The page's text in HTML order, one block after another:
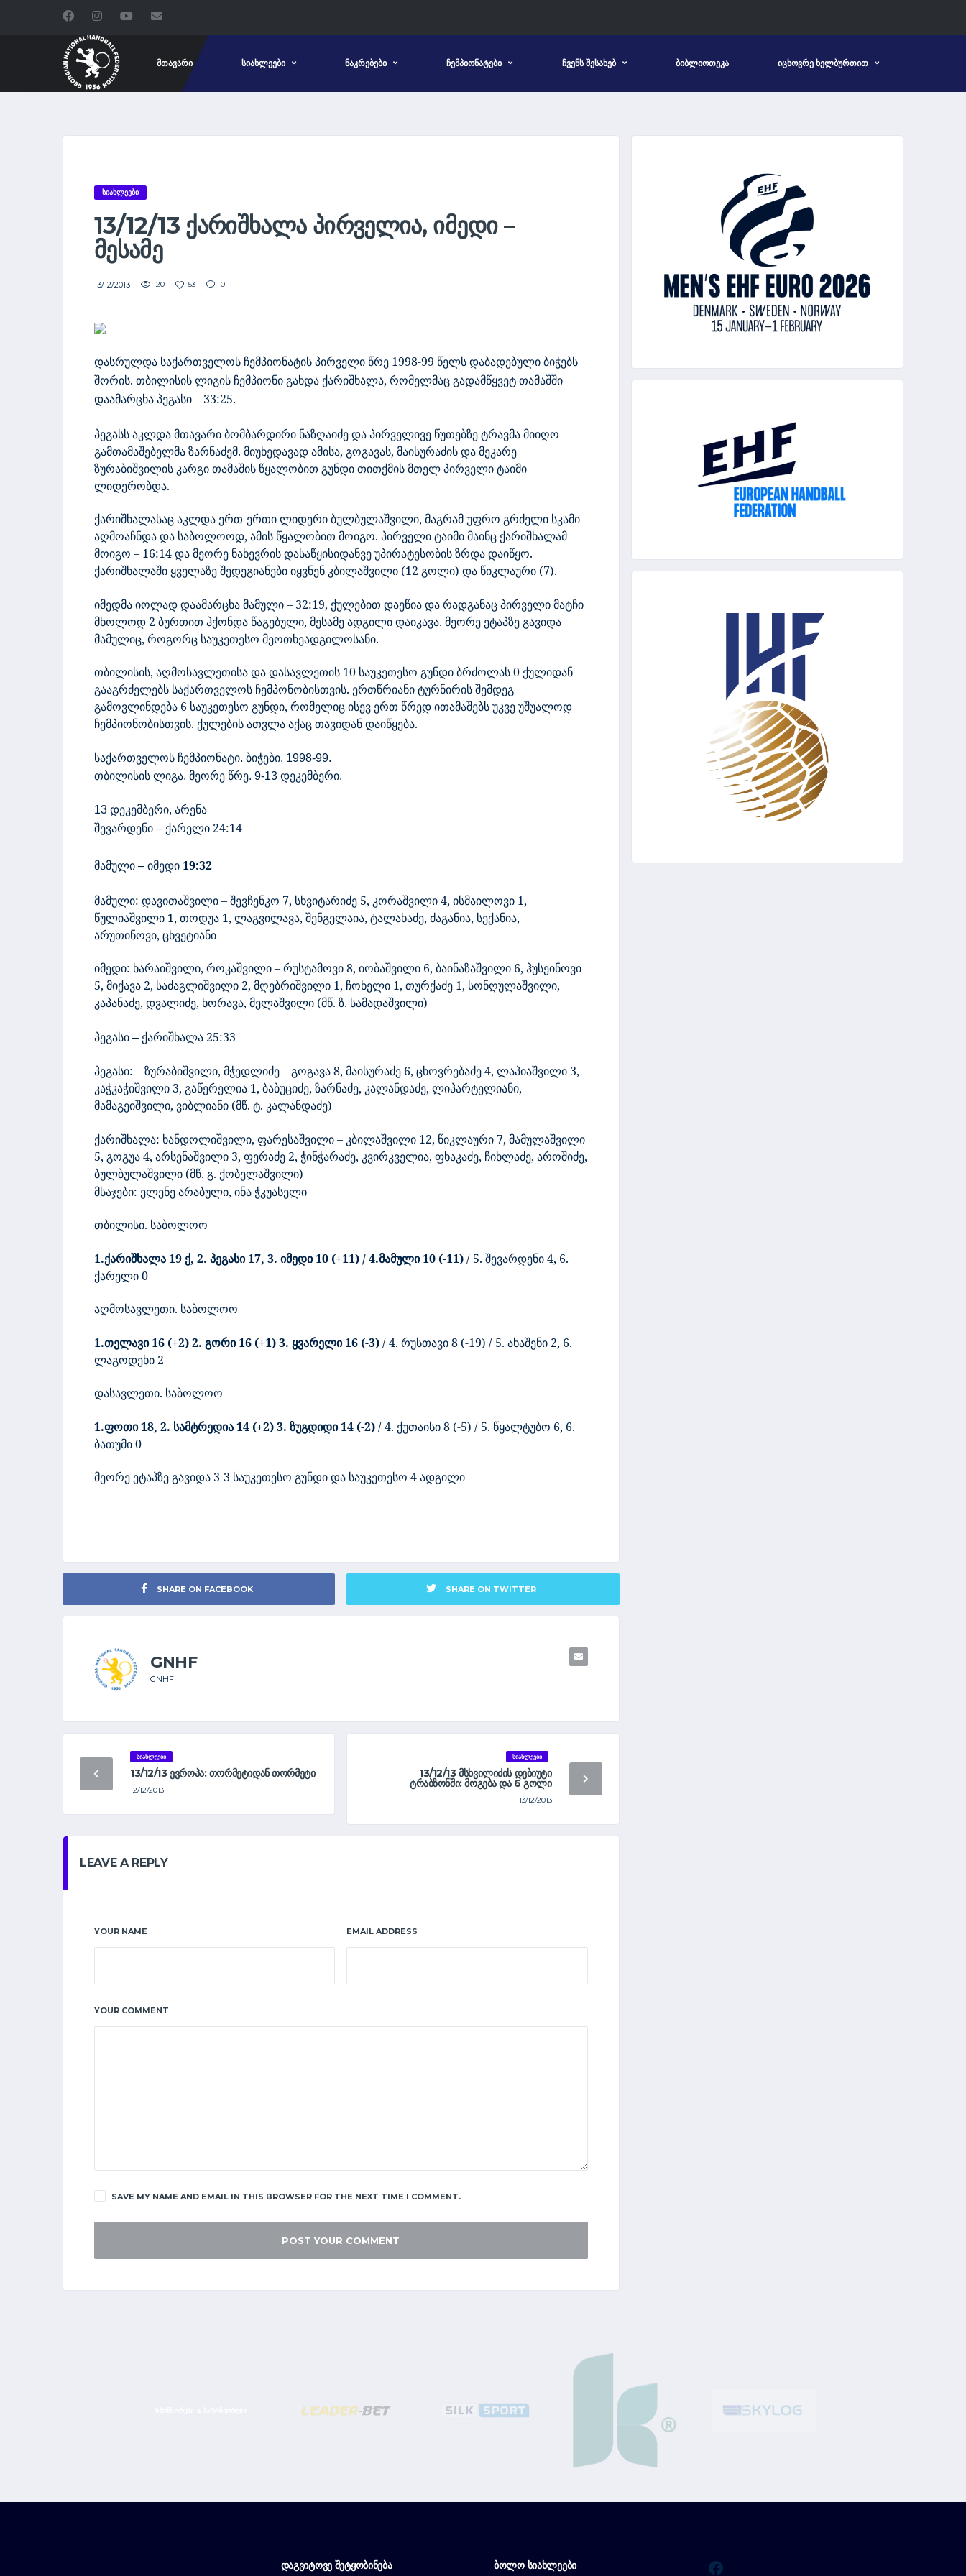
ᲛᲗᲐᲕᲐᲠᲘ ᲡᲘᲐᲮᲚᲔᲔᲑᲘ ᲜᲐᲙᲠᲔᲑᲔᲑᲘ ᲩᲔᲛᲞᲘᲝᲜᲐᲢᲔᲑᲘ ᲩᲕᲔᲜᲡ ᲨᲔᲡᲐᲮᲔᲑ ᲑᲘᲑᲚᲘᲝᲗᲔᲙᲐ ᲘᲪᲮᲝᲕᲠᲔ ᲮᲔᲚᲑᲣᲠᲗᲘᲗ
ᲡᲘᲐᲮᲚᲔᲔᲑᲘ
13/12/13 ᲥᲐᲠᲘᲨᲮᲐᲚᲐ ᲞᲘᲠᲕᲔᲚᲘᲐ, ᲘᲛᲔᲓᲘ –
ᲛᲔᲡᲐᲛᲔ
13/12/2013 20 53 0
დასრულდა საქართველოს ჩემპიონატის პირველი წრე 1998-99 წელს დაბადებული ბიჭებს
შორის. თბილისის ლიგის ჩემპიონი გახდა ქარიშხალა, რომელმაც გადამწყვეტ თამაშში
დაამარცხა პეგასი – 33:25.
პეგასს აკლდა მთავარი ბომბარდირი ნაზღაიძე და პირველივე წუთებზე ტრავმა მიიღო
გამთამაშებელმა ზარნაძემ. მიუხედავად ამისა, გოგავას, მაისურაძის და მეკარე
ზურაბიშვილის კარგი თამაშის წყალობით გუნდი თითქმის მთელ პირველი ტაიმი
ლიდერობდა.
ქარიშხალასაც აკლდა ერთ-ერთი ლიდერი ბულბულაშვილი, მაგრამ უფრო გრძელი სკამი
აღმოაჩნდა და საბოლოოდ, ამის წყალობით მოიგო. პირველი ტაიმიმაინც ქარიშხალამ
მოიგო – 16:14 და მეორე ნახევრის დასაწყისიდანვე უპირატესობის ზრდა დაიწყო.
ქარიშხალაში ყველაზე შედეგიანები იყვნენ კბილაშვილი (12 გოლი) და წიკლაური (7).
იმედმა იოლად დაამარცხა მამული – 32:19, ქულებით დაეწია და რადგანაც პირველი მატჩი
მხოლოდ 2 ბურთით ჰქონდა წაგებული, მესამე ადგილი დაიკავა. მეორე ეტაპზე გავიდა
მამულიც, როგორც საუკეთესო მეოთხეადგილოსანი.
თბილისის, აღმოსავლეთისა და დასავლეთის 10 საუკეთესო გუნდი ბრძოლას 0 ქულიდან
გააგრძელებს საქართველოს ჩემპონობისთვის. ერთწრიანი ტურნირის შემდეგ
გამოვლინდება 6 საუკეთესო გუნდი, რომელიც ისევ ერთ წრედ ითამაშებს უკვე უშუალოდ
ჩემპიონობისთვის. ქულების ათვლა აქაც თავიდან დაიწყება.
საქართველოს ჩემპიონატი. ბიჭები, 1998-99.
თბილისისლიგა, მეორე წრე. 9-13 დეკემბერი.
13 დეკემბერი, არენა
შევარდენი – ქარელი 24:14
მამული – იმედი19:32
მამული: დავითაშვილი – შევჩენკო 7, სხვიტარიძე 5, კორაშვილი 4, ისმაილოვი 1,
წულიაშვილი 1, თოდუა 1, ლაგვილავა, შენგელაია, ტალახაძე, ძაგანია, სექანია,
არუთინოვი, ცხვეტიანი
იმედი: ხარაიშვილი, როკაშვილი – რუსტამოვი 8, იობაშვილი 6, ბაინაზაშვილი 6, ჰუსეინოვი
5, მიქავა 2, საძაგლიშვილი 2, მღებრიშვილი 1, ჩოხელი 1, თურქაძე 1, სონღულაშვილი,
კაპანაძე, დვალიძე, ხორავა, მელაშვილი (მწ. ზ. სამადაშვილი)
პეგასი – ქარიშხალა 25:33
პეგასი: – ზურაბიშვილი, მჭედლიძე – გოგავა 8, მაისურაძე 6, ცხოვრებაძე 4, ლაპიაშვილი 3,
კაჭკაჭიშვილი 3, გაწერელია 1, ბაბუციძე, ზარნაძე, კალანდაძე, ლიპარტელიანი,
მამაგეიშვილი, ვიბლიანი (მწ. ტ. კალანდაძე)
ქარიშხალა: ხანდოლიშვილი, ფარესაშვილი – კბილაშვილი 12, წიკლაური 7, მამულაშვილი
5, გოგუა 4, არსენაშვილი 3, ფერაძე 2, ჭინჭარაძე, კვირკველია, ფხაკაძე, ჩიხლაძე, აროშიძე,
ბულბულაშვილი (მწ. გ. ქობელაშვილი)
მსაჯები: ელენე არაბული, ინა ჭკუასელი
თბილისი. საბოლოო
1.ქარიშხალა 19ქ, 2. პეგასი 17, 3. იმედი 10 (+11) / 4.მამული 10 (-11)/ 5. შევარდენი 4, 6.
ქარელი 0
აღმოსავლეთი. საბოლოო
1.თელავი16 (+2) 2. გორი 16 (+1) 3. ყვარელი 16 (-3)/ 4. რუსთავი 8 (-19) / 5. ახაშენი 2, 6.
ლაგოდეხი 2
დასავლეთი. საბოლოო
1.ფოთი 18, 2. სამტრედია 14 (+2) 3. ზუგდიდი14 (-2)/ 4. ქუთაისი 8 (-5) / 5. წყალტუბო 6, 6.
ბათუმი 0
მეორე ეტაპზე გავიდა 3-3 საუკეთესო გუნდი და საუკეთესო 4 ადგილი
SHARE ON FACEBOOK SHARE ON TWITTER
GNHF
GNHF
ᲡᲘᲐᲮᲚᲔᲔᲑᲘ
13/12/13 ᲔᲕᲠᲝᲞᲐ: ᲗᲝᲠᲛᲔᲢᲘᲓᲐᲜ ᲗᲝᲠᲛᲔᲢᲘ
12/12/2013
ᲡᲘᲐᲮᲚᲔᲔᲑᲘ
13/12/13 ᲛᲡᲮᲕᲘᲚᲘᲫᲘᲡ ᲓᲔᲑᲘᲣᲢᲘ
ᲢᲠᲐᲑᲖᲝᲜᲨᲘ: ᲛᲝᲒᲔᲑᲐ ᲓᲐ 6 ᲒᲝᲚᲘ
13/12/2013
LEAVE A REPLY
YOUR NAME EMAIL ADDRESS
YOUR COMMENT
SAVE MY NAME AND EMAIL IN THIS BROWSER FOR THE NEXT TIME I COMMENT.
ᲓᲐᲒᲕᲘᲢᲝᲕᲔ ᲨᲔᲢᲧᲝᲑᲘᲜᲔᲑᲐ ᲑᲝᲚᲝ ᲡᲘᲐᲮᲚᲔᲔᲑᲘ Facebook